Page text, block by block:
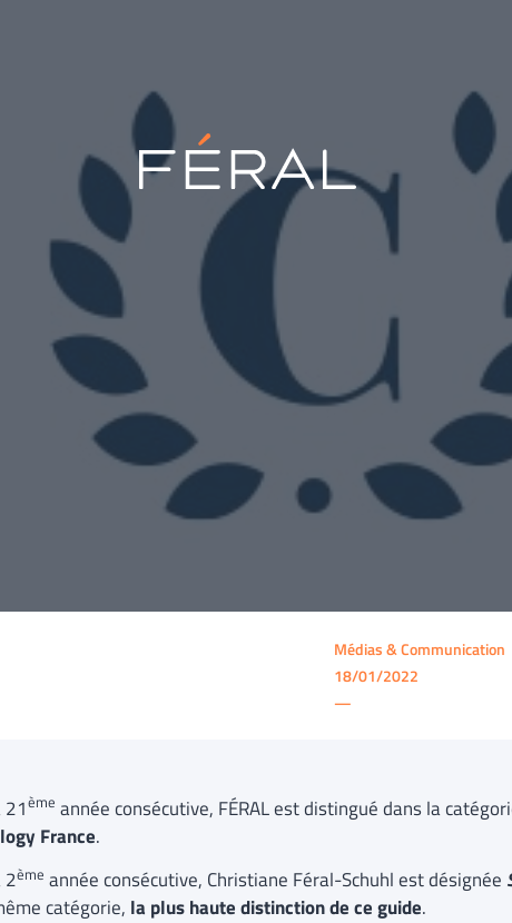
Médias & Communication
18/01/2022
—
ème année consécutive, FÉRAL est distingué dans la
France.
2ème année consécutive, Christiane Féral-Schuhl est désignée
catégorie, la plus haute distinction de ce guide.